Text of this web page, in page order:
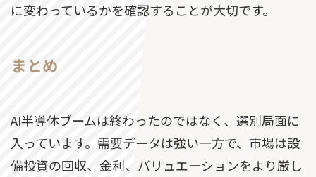
に変わっているかを確認することが大切です。
まとめ
AI半導体ブームは終わったのではなく、選別局面に
入っています。需要データは強い一方で、市場は設
備投資の回収、金利、バリュエーションをより厳し